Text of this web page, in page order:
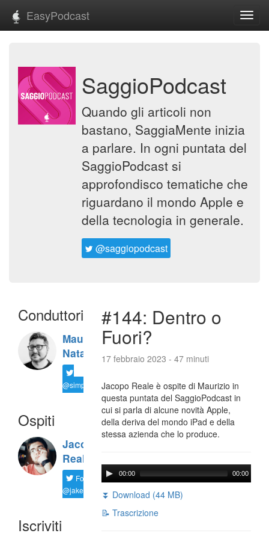
EasyPodcast
SaggioPodcast
Quando gli articoli non
bastano, SaggiaMente inizia
a parlare. In ogni puntata del
SaggioPodcast si
approfondisco tematiche che
riguardano il mondo Apple e
della tecnologia in generale.
@saggiopodcast
Conduttori
Maurizio
Natali
@simplemal
Ospiti
Jacopo
Reale
Follow
@jakereale
Iscriviti
#144: Dentro o
Fuori?
17 febbraio 2023 - 47 minuti
Jacopo Reale è ospite di Maurizio in
questa puntata del SaggioPodcast in
cui si parla di alcune novità Apple,
della deriva del mondo iPad e della
stessa azienda che lo produce.
00:00 00:00
⏬ Download (44 MB)
📝 Trascrizione